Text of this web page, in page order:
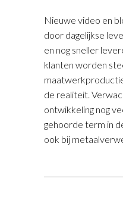
Nieuwe video en
door dagelijkse
en nog sneller
klanten worden
de realiteit.
ontwikkeling nog
gehoorde term in
ook bij